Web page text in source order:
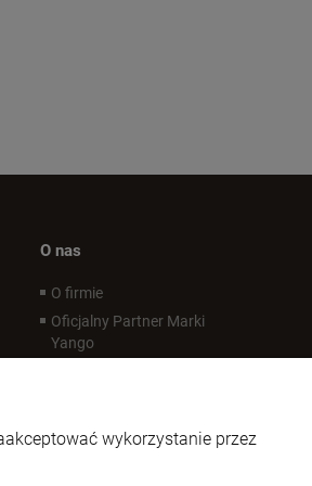
O nas
O firmie
Oficjalny Partner Marki
Yango
wykorzystanie przez